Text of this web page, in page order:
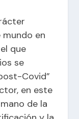
mundo en
que
se
Covid”
en este
de la